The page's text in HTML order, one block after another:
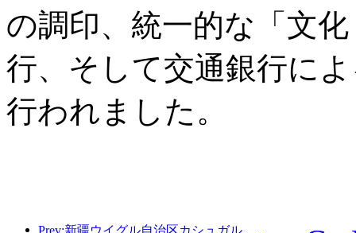
の調印、統一的な「文
行、そして交通銀行に
行われました。
Prev:新疆ウイグル自治区カシュガル、民族間交流の促進に向けた観光振興イベントを開催